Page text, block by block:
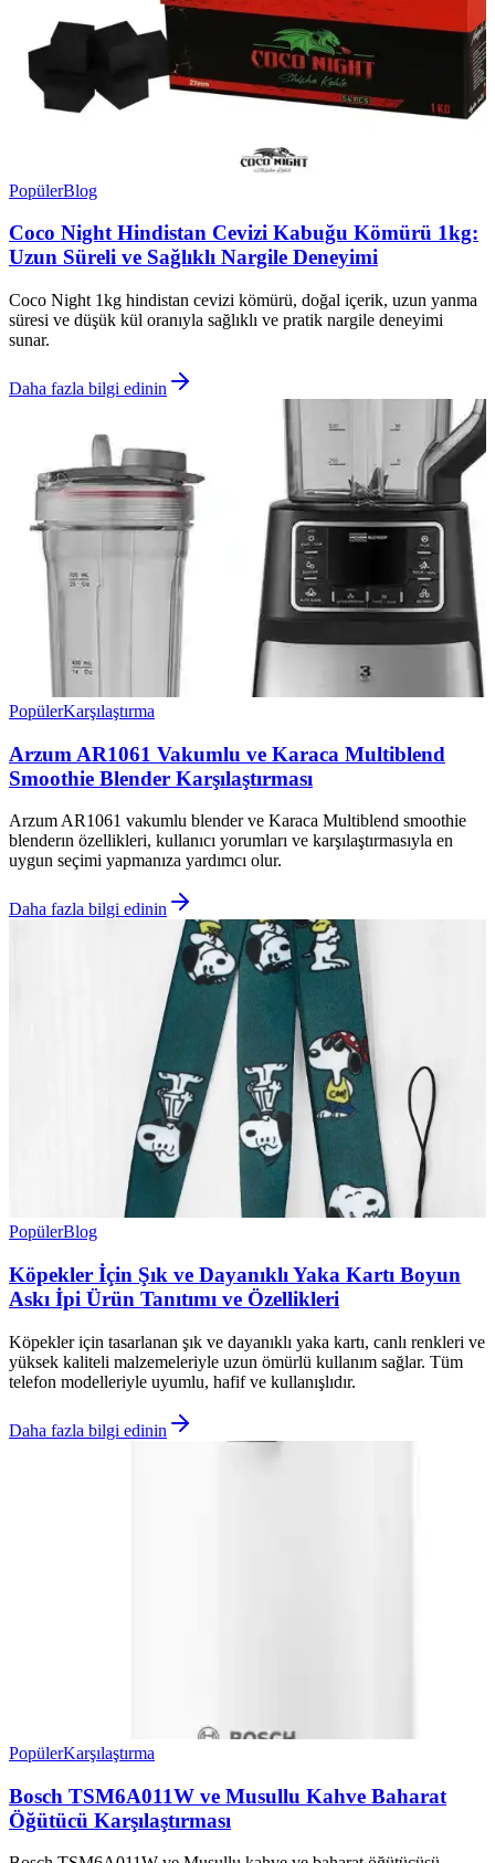
PopülerBlog
Coco Night Hindistan Cevizi Kabuğu Kömürü 1kg:
Uzun Süreli ve Sağlıklı Nargile Deneyimi
Coco Night 1kg hindistan cevizi kömürü, doğal içerik, uzun yanma
süresi ve düşük kül oranıyla sağlıklı ve pratik nargile deneyimi
sunar.
Daha fazla bilgi edinin
PopülerKarşılaştırma
Arzum AR1061 Vakumlu ve Karaca Multiblend
Smoothie Blender Karşılaştırması
Arzum AR1061 vakumlu blender ve Karaca Multiblend smoothie
blenderın özellikleri, kullanıcı yorumları ve karşılaştırmasıyla en
uygun seçimi yapmanıza yardımcı olur.
Daha fazla bilgi edinin
PopülerBlog
Köpekler İçin Şık ve Dayanıklı Yaka Kartı Boyun
Askı İpi Ürün Tanıtımı ve Özellikleri
Köpekler için tasarlanan şık ve dayanıklı yaka kartı, canlı renkleri ve
yüksek kaliteli malzemeleriyle uzun ömürlü kullanım sağlar. Tüm
telefon modelleriyle uyumlu, hafif ve kullanışlıdır.
Daha fazla bilgi edinin
PopülerKarşılaştırma
Bosch TSM6A011W ve Musullu Kahve Baharat
Öğütücü Karşılaştırması